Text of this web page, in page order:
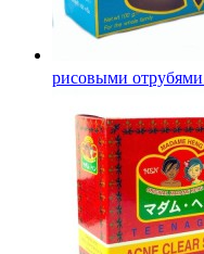
рисовыми отрубями